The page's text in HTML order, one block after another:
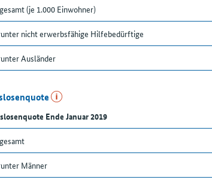
(je 1.000 Einwohner)
nicht erwerbsfähige Hilfebedürftige
Ausländer
Ende Januar 2019
Männer